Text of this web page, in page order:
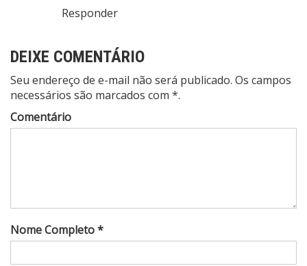
Responder
DEIXE COMENTÁRIO
Seu endereço de e-mail não será publicado. Os campos
necessários são marcados com *.
Comentário
Nome Completo *